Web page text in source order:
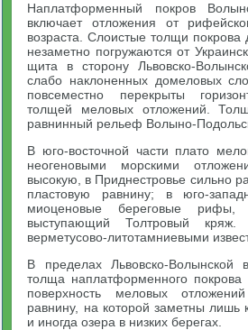
Наплатформенный покров
включает отложения от
возраста. Слоистые толщи покрова
незаметно погружаются от
щита в сторону Львовско-
слабо наклоненных домеловых
повсеместно перекрыты
толщей меловых отложений.
равнинный рельеф Волыно-
В юго-восточной части плато
неогеновыми морскими
высокую, в Приднестровье сильно
пластовую равнину; в юго-
миоценовые береговые рифы,
выступающий Толтровый кряж.
верметусово-литотамниевыми
В пределах Львовско-Волынской
толща наплатформенного
поверхность меловых
равнину, на которой заметны лишь
и иногда озера в низких берегах.